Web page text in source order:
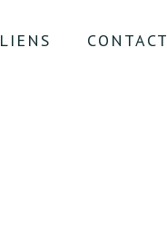
LIENS CONTACT